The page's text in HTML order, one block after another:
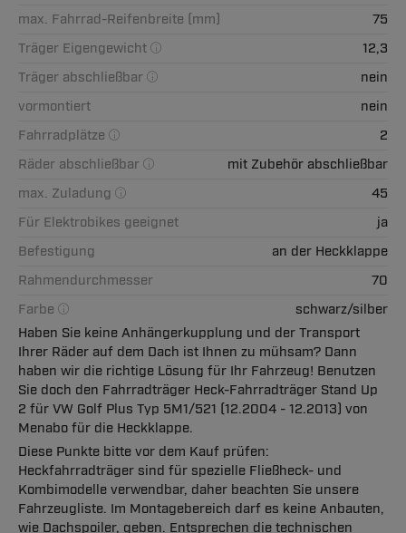
max. Fahrrad-Reifenbreite (mm)
75
Träger Eigengewicht
12,3
Träger abschließbar
nein
vormontiert
nein
Fahrradplätze
2
Räder abschließbar
mit Zubehör abschließbar
max. Zuladung
45
Für Elektrobikes geeignet
ja
Befestigung
an der Heckklappe
Rahmendurchmesser
70
Farbe
schwarz/silber
Haben Sie keine Anhängerkupplung und der Transport
Ihrer Räder auf dem Dach ist Ihnen zu mühsam? Dann
haben wir die richtige Lösung für Ihr Fahrzeug! Benutzen
Sie doch den Fahrradträger Heck-Fahrradträger Stand Up
2 für VW Golf Plus Typ 5M1/521 (12.2004 - 12.2013) von
Menabo für die Heckklappe.
Diese Punkte bitte vor dem Kauf prüfen:
Heckfahrradträger sind für spezielle Fließheck- und
Kombimodelle verwendbar, daher beachten Sie unsere
Fahrzeugliste. Im Montagebereich darf es keine Anbauten,
wie Dachspoiler, geben. Entsprechen die technischen